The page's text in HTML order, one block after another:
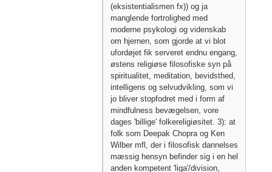
(eksistentialismen fx)) og ja
manglende fortrolighed med
moderne psykologi og videnskab
om hjernen, som gjorde at vi blot
ufordøjet fik serveret endnu engang,
østens religiøse filosofiske syn på
spiritualitet, meditation, bevidsthed,
intelligens og selvudvikling, som vi
jo bliver stopfodret med i form af
mindfulness bevægelsen, vore
dages 'billige' folkereligiøsitet. 3): at
folk som Deepak Chopra og Ken
Wilber mfl, der i filosofisk dannelses
mæssig hensyn befinder sig i en hel
anden kompetent 'liga'/division,